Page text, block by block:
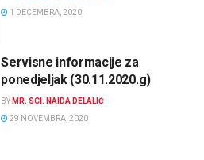
1 DECEMBRA, 2020
Servisne informacije za
ponedjeljak (30.11.2020.g)
BY MR. SCI. NAIDA DELALIĆ
29 NOVEMBRA, 2020